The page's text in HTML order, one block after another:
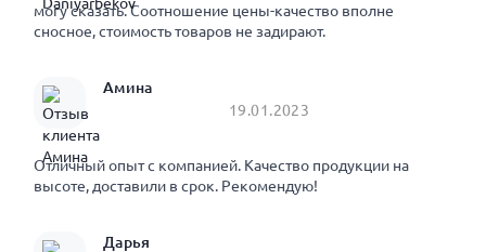
могу сказать. Соотношение цены-качество вполне
сносное, стоимость товаров не задирают.
Амина
19.01.2023
Отличный опыт с компанией. Качество продукции на
высоте, доставили в срок. Рекомендую!
Дарья